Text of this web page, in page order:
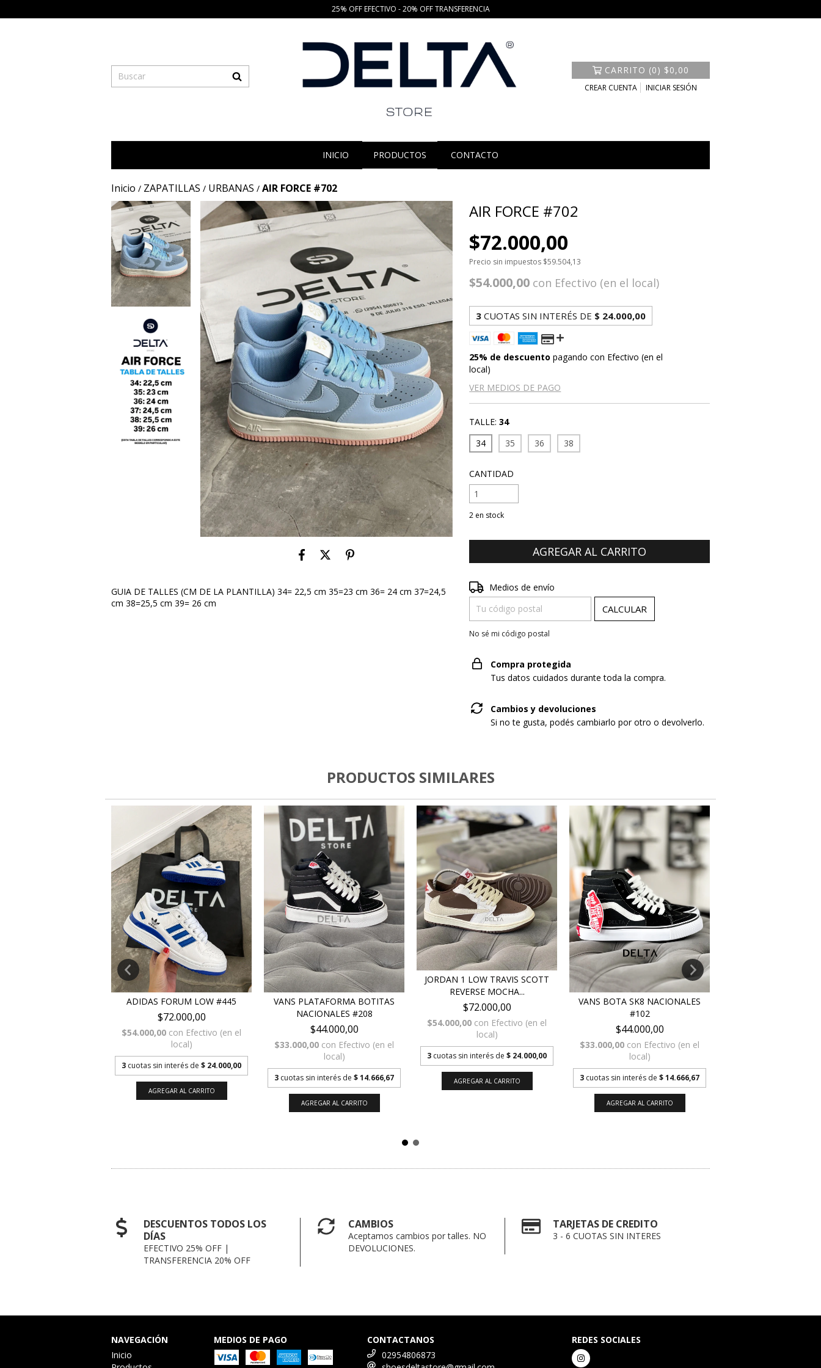
25% OFF EFECTIVO - 20% OFF TRANSFERENCIA
CARRITO (0) $0,00
CREAR CUENTA INICIAR SESIÓN
INICIO PRODUCTOS CONTACTO
Inicio / ZAPATILLAS / URBANAS / AIR FORCE #702
GUIA DE TALLES (CM DE LA PLANTILLA) 34= 22,5 cm 35=23 cm 36= 24 cm 37=24,5
cm 38=25,5 cm 39= 26 cm
AIR FORCE #702
$72.000,00
Precio sin impuestos $59.504,13
$54.000,00 con Efectivo (en el local)
3 CUOTAS SIN INTERÉS DE $ 24.000,00
25% de descuento pagando con Efectivo (en el
local)
VER MEDIOS DE PAGO
TALLE: 34
34
35 36 38
CANTIDAD
2 en stock
Entregas para el CP:
Medios de envío
CALCULAR
No sé mi código postal
Compra protegida
Tus datos cuidados durante toda la compra.
Cambios y devoluciones
Si no te gusta, podés cambiarlo por otro o devolverlo.
PRODUCTOS SIMILARES
ADIDAS FORUM LOW #445
$72.000,00
$54.000,00 con Efectivo (en el
local)
3 cuotas sin interés de $ 24.000,00
AGREGAR AL CARRITO
VANS PLATAFORMA BOTITAS
NACIONALES #208
$44.000,00
$33.000,00 con Efectivo (en el
local)
3 cuotas sin interés de $ 14.666,67
AGREGAR AL CARRITO
JORDAN 1 LOW TRAVIS SCOTT
REVERSE MOCHA...
$72.000,00
$54.000,00 con Efectivo (en el
local)
3 cuotas sin interés de $ 24.000,00
AGREGAR AL CARRITO
VANS BOTA SK8 NACIONALES
#102
$44.000,00
$33.000,00 con Efectivo (en el
local)
3 cuotas sin interés de $ 14.666,67
AGREGAR AL CARRITO
DESCUENTOS TODOS LOS
DÍAS
EFECTIVO 25% OFF |
TRANSFERENCIA 20% OFF
CAMBIOS
Aceptamos cambios por talles. NO
DEVOLUCIONES.
TARJETAS DE CREDITO
3 - 6 CUOTAS SIN INTERES
NAVEGACIÓN
Inicio
MEDIOS DE PAGO
CONTACTANOS
02954806873
REDES SOCIALES